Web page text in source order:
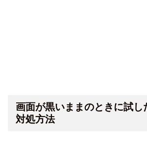
画面が黒いままのときに試し
対処方法